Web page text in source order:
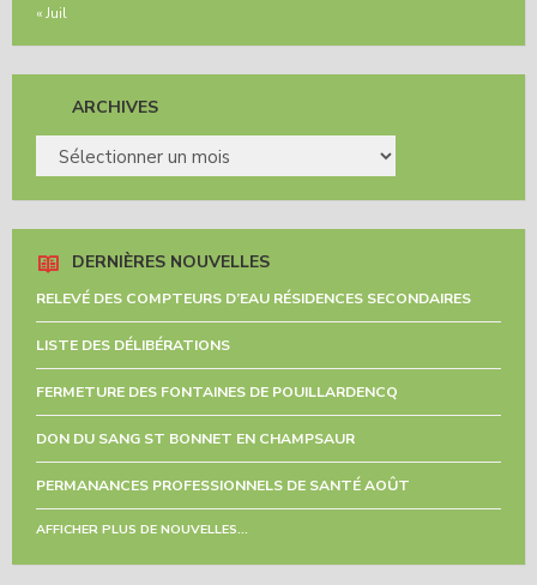
« Juil
ARCHIVES
DERNIÈRES NOUVELLES
RELEVÉ DES COMPTEURS D’EAU RÉSIDENCES SECONDAIRES
LISTE DES DÉLIBÉRATIONS
FERMETURE DES FONTAINES DE POUILLARDENCQ
DON DU SANG ST BONNET EN CHAMPSAUR
PERMANANCES PROFESSIONNELS DE SANTÉ AOÛT
AFFICHER PLUS DE NOUVELLES...